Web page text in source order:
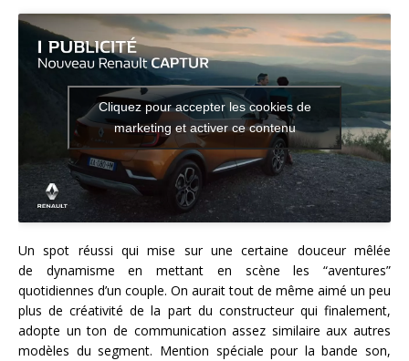
Cliquez pour accepter les cookies de
marketing et activer ce contenu
Un spot réussi qui mise sur une certaine douceur mêlée
de dynamisme en mettant en scène les “aventures”
quotidiennes d’un couple. On aurait tout de même aimé un peu
plus de créativité de la part du constructeur qui finalement,
adopte un ton de communication assez similaire aux autres
modèles du segment. Mention spéciale pour la bande son,